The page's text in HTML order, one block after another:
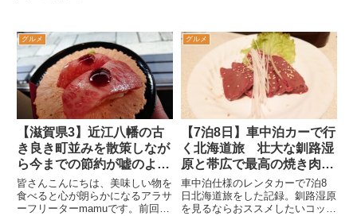
グルメ
【滋賀県3】近江八幡の古
き良き町並みを散策しなが
ら今までの節約が嘘のよう
に買い食いを始めるアラサ
ー車中泊旅
皆さんこんにちは、美味しい物を
食べると心が朗らかになるアラサ
ーフリーターmamuです。前回同
グルメ
【7泊8日】車中泊カーで行
く北海道旅 壮大な釧路湿
原と帯広で最高の焼き肉
編！
車中泊仕様のレンタカーで7泊8
日北海道旅をした記録。釧路湿原
を見るならおススメしたいコッタ